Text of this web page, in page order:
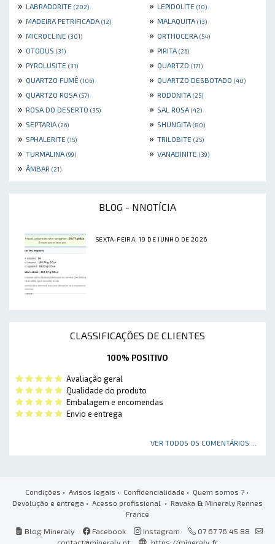
» LABRADORITE (202) » LEPIDOLITE (10)
» MADEIRA PETRIFICADA (12) » MALAQUITA (13)
» MICROCLINE (301) » ORTHOCERA (54)
» OTODUS (31) » PIRITA (26)
» PYROLUSITE (31) » QUARTZO (171)
» QUARTZO FUMÊ (106) » QUARTZO DESBOTADO (40)
» QUARTZO ROSA (57) » RODONITA (25)
» ROSA DO DESERTO (35) » SAL ROSA (42)
» SEPTARIA (26) » SHUNGITA (80)
» SPHALERITE (15) » TRILOBITE (25)
» TURMALINA (99) » VANADINITE (39)
» ÂMBAR (21)
BLOG - NNOTÍCIA
SEXTA-FEIRA, 19 DE JUNHO DE 2026
CLASSIFICAÇÕES DE CLIENTES
100% POSITIVO
Avaliação geral
Qualidade do produto
Embalagem e encomendas
Envio e entrega
VER TODOS OS COMENTÁRIOS ...
Condições • Avisos legais • Confidencialidade • Quem somos ?•
Devolução e entrega • Acesso profissional • Ravaka & Mineraly Rennes
France
Blog Mineraly
Facebook Instagram
07 67 76 45 88
contact@mineraly.pt
https://mineraly.fr